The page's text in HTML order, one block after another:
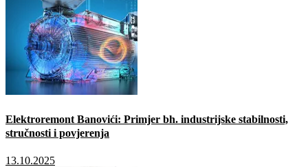
Elektroremont Banovići: Primjer bh. industrijske stabilnosti,
stručnosti i povjerenja
13.10.2025